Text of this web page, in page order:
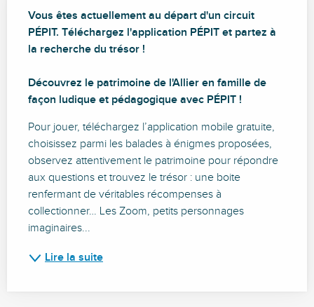
Vous êtes actuellement au départ d'un circuit
PÉPIT. Téléchargez l'application PÉPIT et partez à
la recherche du trésor !
Découvrez le patrimoine de l'Allier en famille de
façon ludique et pédagogique avec PÉPIT !
Pour jouer, téléchargez l’application mobile gratuite,
choisissez parmi les balades à énigmes proposées,
observez attentivement le patrimoine pour répondre
aux questions et trouvez le trésor : une boite
renfermant de véritables récompenses à
collectionner… Les Zoom, petits personnages
imaginaires...
Lire la suite